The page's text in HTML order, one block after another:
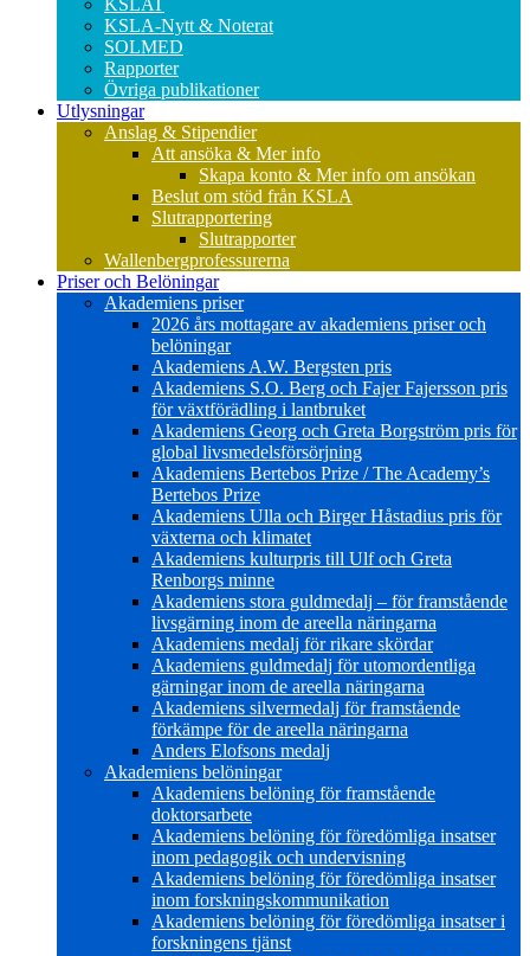
KSLAT
KSLA-Nytt & Noterat
SOLMED
Rapporter
Övriga publikationer
Utlysningar
Anslag & Stipendier
Att ansöka & Mer info
Skapa konto & Mer info om ansökan
Beslut om stöd från KSLA
Slutrapportering
Slutrapporter
Wallenbergprofessurerna
Priser och Belöningar
Akademiens priser
2026 års mottagare av akademiens priser och
belöningar
Akademiens A.W. Bergsten pris
Akademiens S.O. Berg och Fajer Fajersson pris
för växtförädling i lantbruket
Akademiens Georg och Greta Borgström pris för
global livsmedelsförsörjning
Akademiens Bertebos Prize / The Academy’s
Bertebos Prize
Akademiens Ulla och Birger Håstadius pris för
växterna och klimatet
Akademiens kulturpris till Ulf och Greta
Renborgs minne
Akademiens stora guldmedalj – för framstående
livsgärning inom de areella näringarna
Akademiens medalj för rikare skördar
Akademiens guldmedalj för utomordentliga
gärningar inom de areella näringarna
Akademiens silvermedalj för framstående
förkämpe för de areella näringarna
Anders Elofsons medalj
Akademiens belöningar
Akademiens belöning för framstående
doktorsarbete
Akademiens belöning för föredömliga insatser
inom pedagogik och undervisning
Akademiens belöning för föredömliga insatser
inom forskningskommunikation
Akademiens belöning för föredömliga insatser i
forskningens tjänst